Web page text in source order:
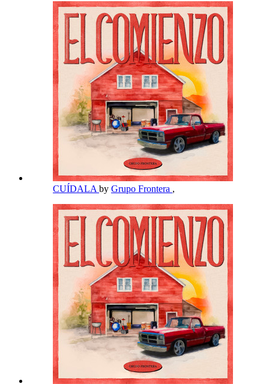
CUÍDALA by Grupo Frontera ,